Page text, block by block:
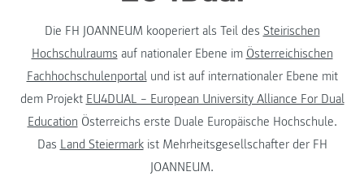
Die FH JOANNEUM kooperiert als Teil des Steirischen
Hochschulraums auf nationaler Ebene im Österreichischen
Fachhochschulenportalund ist auf internationaler Ebene mit
dem Projekt EU4DUAL – European University Alliance For Dual
Education Österreichs erste Duale Europäische Hochschule.
Das Land Steiermarkist Mehrheitsgesellschafter der FH
JOANNEUM.